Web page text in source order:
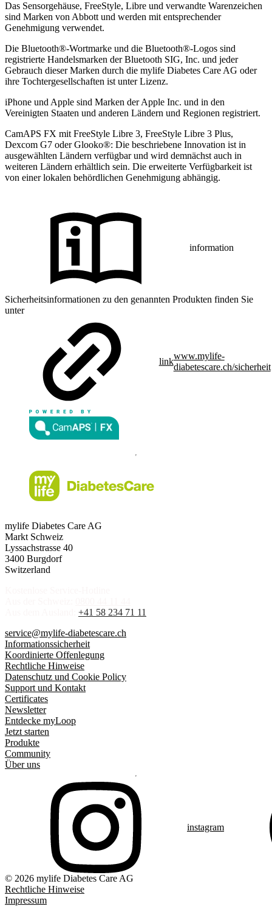
Das Sensorgehäuse, FreeStyle, Libre und verwandte Warenzeichen
sind Marken von Abbott und werden mit entsprechender
Genehmigung verwendet.
Die Bluetooth®-Wortmarke und die Bluetooth®-Logos sind
registrierte Handelsmarken der Bluetooth SIG, Inc. und jeder
Gebrauch dieser Marken durch die mylife Diabetes Care AG oder
ihre Tochtergesellschaften ist unter Lizenz.
iPhone und Apple sind Marken der Apple Inc. und in den
Vereinigten Staaten und anderen Ländern und Regionen registriert.
CamAPS FX mit FreeStyle Libre 3, FreeStyle Libre 3 Plus,
Dexcom G7 oder Glooko®: Die beschriebene Innovation ist in
ausgewählten Ländern verfügbar und wird demnächst auch in
weiteren Ländern erhältlich sein. Die erweiterte Verfügbarkeit ist
von einer lokalen behördlichen Genehmigung abhängig.
information
Sicherheitsinformationen zu den genannten Produkten finden Sie
unter
link
www.mylife-
diabetescare.ch/sicherheit
mylife Diabetes Care AG
Markt Schweiz
Lyssachstrasse 40
3400 Burgdorf
Switzerland
+41 58 234 71 11
service@mylife-diabetescare.ch
Informationssicherheit
Koordinierte Offenlegung
Rechtliche Hinweise
Datenschutz und Cookie Policy
Support und Kontakt
Certificates
Newsletter
Entdecke myLoop
Jetzt starten
Produkte
Community
Über uns
instagram
© 2026 mylife Diabetes Care AG
Rechtliche Hinweise
Impressum